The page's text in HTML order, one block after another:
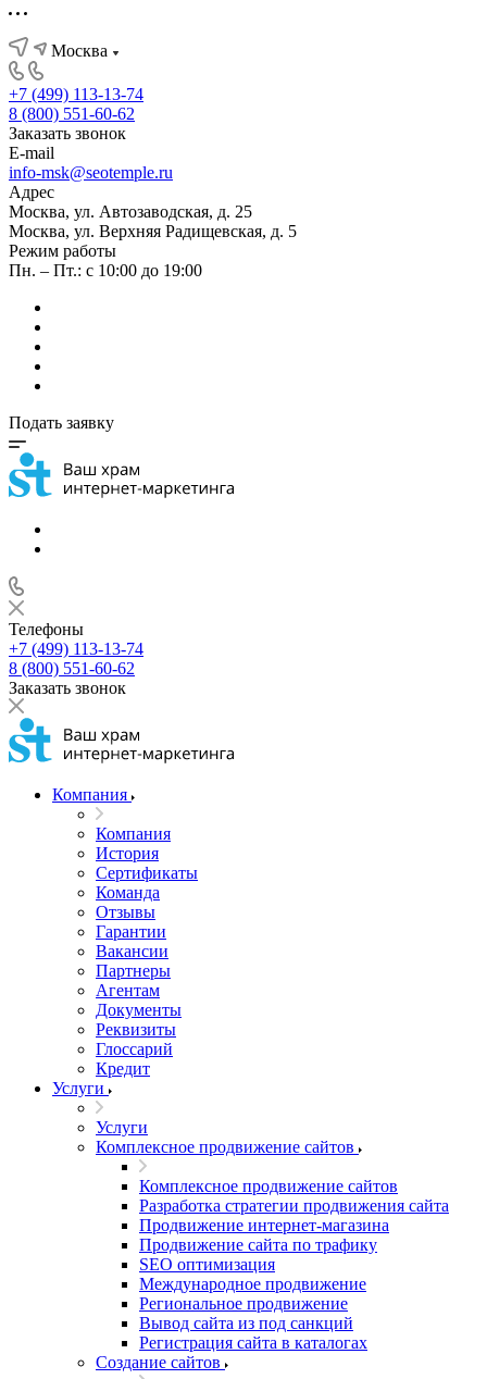
Москва
+7 (499) 113-13-74
8 (800) 551-60-62
Заказать звонок
E-mail
info-msk@seotemple.ru
Адрес
Москва, ул. Автозаводская, д. 25
Москва, ул. Верхняя Радищевская, д. 5
Режим работы
Пн. – Пт.: с 10:00 до 19:00
Подать заявку
Телефоны
+7 (499) 113-13-74
8 (800) 551-60-62
Заказать звонок
Компания
Компания
История
Сертификаты
Команда
Отзывы
Гарантии
Вакансии
Партнеры
Агентам
Документы
Реквизиты
Глоссарий
Кредит
Услуги
Услуги
Комплексное продвижение сайтов
Комплексное продвижение сайтов
Разработка стратегии продвижения сайта
Продвижение интернет-магазина
Продвижение сайта по трафику
SEO оптимизация
Международное продвижение
Региональное продвижение
Вывод сайта из под санкций
Регистрация сайта в каталогах
Создание сайтов